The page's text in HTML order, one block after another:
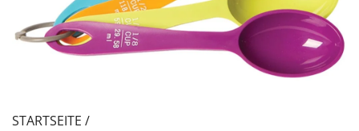
STARTSEITE /